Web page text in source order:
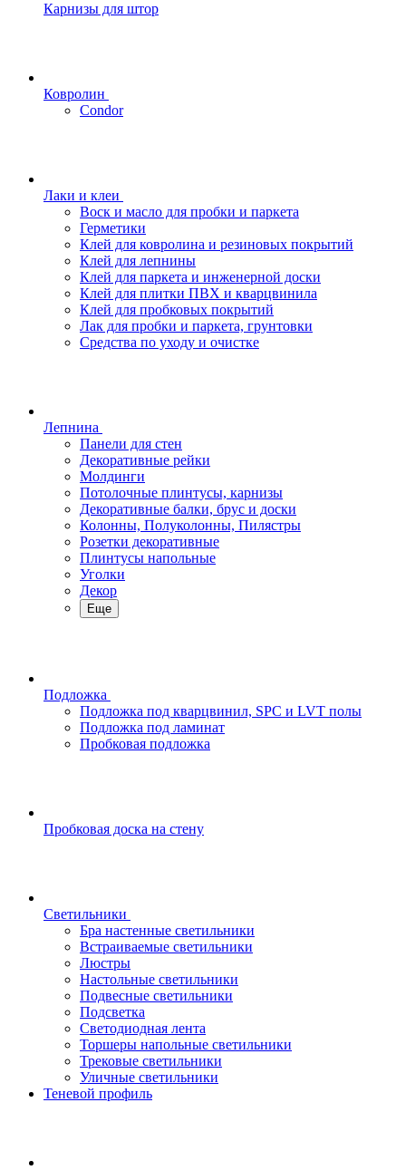
Карнизы для штор
Ковролин
Condor
Лаки и клеи
Воск и масло для пробки и паркета
Герметики
Клей для ковролина и резиновых покрытий
Клей для лепнины
Клей для паркета и инженерной доски
Клей для плитки ПВХ и кварцвинила
Клей для пробковых покрытий
Лак для пробки и паркета, грунтовки
Средства по уходу и очистке
Лепнина
Панели для стен
Декоративные рейки
Молдинги
Потолочные плинтусы, карнизы
Декоративные балки, брус и доски
Колонны, Полуколонны, Пилястры
Розетки декоративные
Плинтусы напольные
Уголки
Декор
Еще
Подложка
Подложка под кварцвинил, SPC и LVT полы
Подложка под ламинат
Пробковая подложка
Пробковая доска на стену
Светильники
Бра настенные светильники
Встраиваемые светильники
Люстры
Настольные светильники
Подвесные светильники
Подсветка
Светодиодная лента
Торшеры напольные светильники
Трековые светильники
Уличные светильники
Теневой профиль